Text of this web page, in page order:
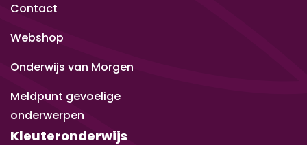
Contact
Webshop
Onderwijs van Morgen
Meldpunt gevoelige
onderwerpen
Kleuteronderwijs